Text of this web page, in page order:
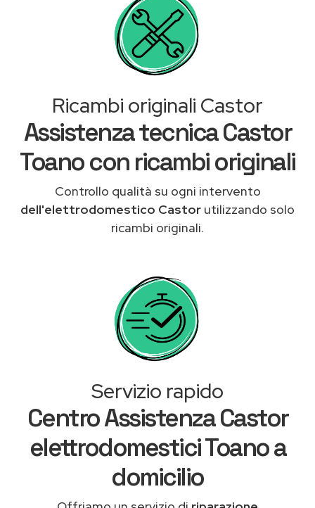
Ricambi originali Castor
Assistenza tecnica Castor
Toano con ricambi originali
Controllo qualità su ogni intervento
dell'elettrodomestico Castor utilizzando solo
ricambi originali.
Servizio rapido
Centro Assistenza Castor
elettrodomestici Toano a
domicilio